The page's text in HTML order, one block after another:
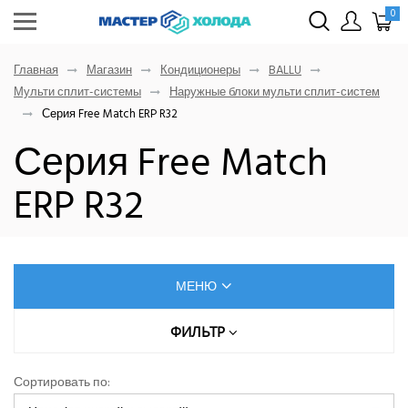
0
Главная Магазин Кондиционеры
BALLU
Мульти сплит-системы
Наружные блоки мульти сплит-систем
Серия Free Match ERP R32
Серия Free Match
ERP R32
МЕНЮ
AUX
Dahatsu
ФИЛЬТР
Цена (руб.)
Сортировать по: